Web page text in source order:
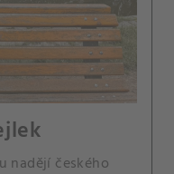
nadějí českého